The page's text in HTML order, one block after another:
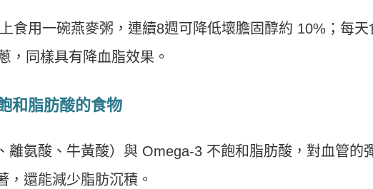
上食用一碗燕麥粥，連續8週可降低壞膽固醇約 10%；每天
，同樣具有降血脂效果。
和脂肪酸的食物
離氨酸、牛黃酸）與 Omega-3 不飽和脂肪酸，對血管的
，還能減少脂肪沉積。